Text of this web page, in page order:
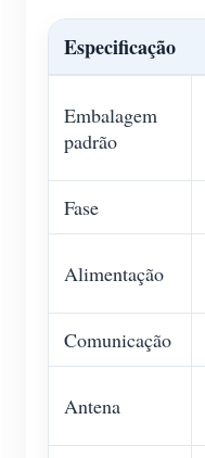
Especificação
Embalagem
padrão
Fase
Alimentação
Comunicação
Antena